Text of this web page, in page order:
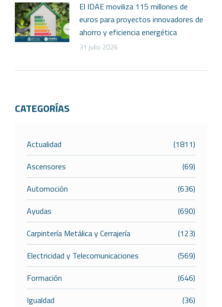
El IDAE moviliza 115 millones de
euros para proyectos innovadores de
ahorro y eficiencia energética
31 julio 2026
CATEGORÍAS
Actualidad
(1811)
Ascensores
(69)
Automoción
(636)
Ayudas
(690)
Carpintería Metálica y Cerrajería
(123)
Electricidad y Telecomunicaciones
(569)
Formación
(646)
Igualdad
(36)